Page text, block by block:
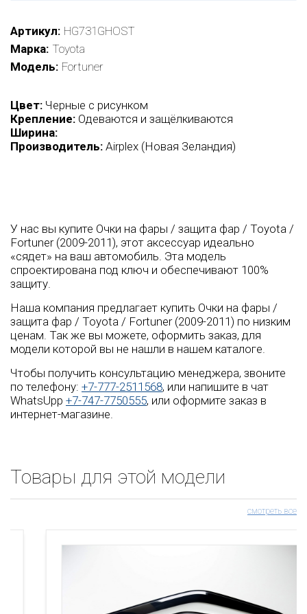
Артикул HG731GHOST
Марка Toyota
Модель Fortuner
Цвет: Черные с рисунком
Крепление: Одеваются и защёлкиваются
Ширина:
Производитель: Airplex (Новая Зеландия)
У нас вы купите Очки на фары / защита фар / Toyota /
Fortuner (2009-2011), этот аксессуар идеально
«сядет» на ваш автомобиль. Эта модель
спроектирована под ключ и обеспечивают 100%
защиту.
Наша компания предлагает купить Очки на фары /
защита фар / Toyota / Fortuner (2009-2011) по низким
ценам. Так же вы можете, оформить заказ, для
модели которой вы не нашли в нашем каталоге.
Чтобы получить консультацию менеджера, звоните
по телефону: +7-777-2511568, или напишите в чат
WhatsUpp +7-747-7750555, или оформите заказ в
интернет-магазине.
Товары для этой модели
смотреть все